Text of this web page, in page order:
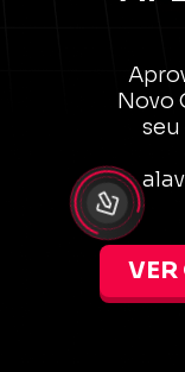
Novo
VER